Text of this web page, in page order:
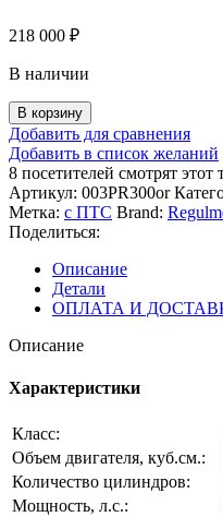
218 000 ₽
В наличии
Количество
товара
Мотоцикл
REGULMOTO
Sport-
003
PR
300
передач
Оранжевый/
300301-
В корзину
Добавить для сравнения
Добавить в список желаний
8 посетителей смотрят этот
Артикул: 003PR300or
Метка: с ПТС Brand:
Поделиться:
Описание
Детали
ОПЛАТА И
Описание
Характеристики
Класс:
Объем двигателя, куб.см.:
Количество цилиндров:
Мощность, л.с.: